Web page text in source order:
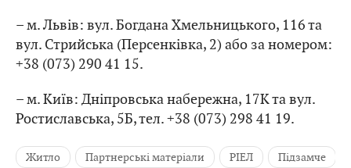
– м. Львів: вул. Богдана Хмельницького, 116 та
вул. Стрийська (Персенківка, 2) або за номером:
+38 (073) 290 41 15.
– м. Київ: Дніпровська набережна, 17К та вул.
Ростиславська, 5Б, тел. +38 (073) 298 41 19.
Житло Партнерські матеріали РІЕЛ Підзамче